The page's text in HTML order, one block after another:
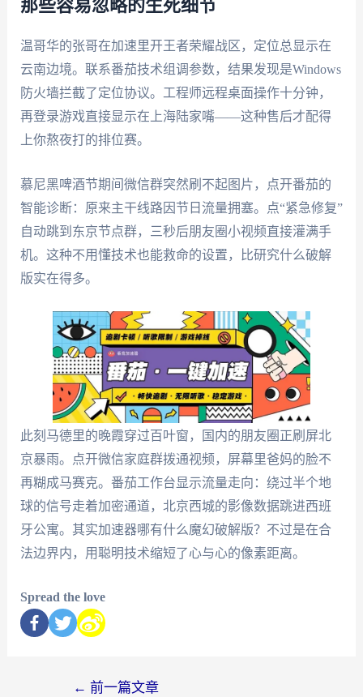
那些容易忽略的生死细节
温哥华的张哥在加速里开王者荣耀战区，定位总显示在
云南边境。联系番茄技术组调参数，结果发现是Windows
防火墙拦截了定位协议。工程师远程桌面操作十分钟，
再登录游戏直接显示在上海陆家嘴——这种售后才配得
上你熬夜打的排位赛。
慕尼黑啤酒节期间微信群突然刷不起图片，点开番茄的
智能诊断：原来主干线路因节日流量拥塞。点“紧急修复”
自动跳到东京节点群，三秒后朋友圈小视频直接灌满手
机。这种不用懂技术也能救命的设置，比研究什么破解
版实在得多。
此刻马德里的晚霞穿过百叶窗，国内的朋友圈正刷屏北
京暴雨。点开微信家庭群拨通视频，屏幕里爸妈的脸不
再糊成马赛克。番茄工作台显示流量走向：绕过半个地
球的信号走着加密通道，北京西城的影像数据跳进西班
牙公寓。其实加速器哪有什么魔幻破解版？不过是在合
法边界内，用聪明技术缩短了心与心的像素距离。
Spread the love
← 前一篇文章